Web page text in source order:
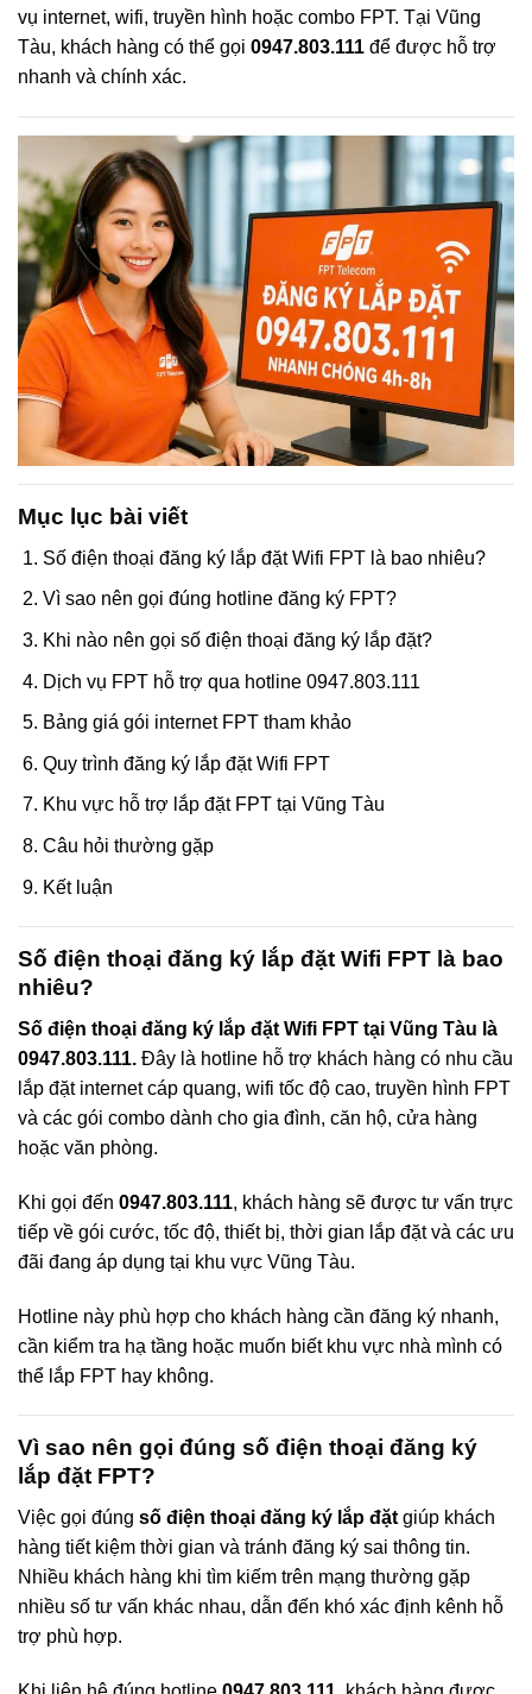
vụ internet, wifi, truyền hình hoặc combo FPT. Tại Vũng
Tàu, khách hàng có thể gọi 0947.803.111 để được hỗ trợ
nhanh và chính xác.
Mục lục bài viết
Số điện thoại đăng ký lắp đặt Wifi FPT là bao nhiêu?
Vì sao nên gọi đúng hotline đăng ký FPT?
Khi nào nên gọi số điện thoại đăng ký lắp đặt?
Dịch vụ FPT hỗ trợ qua hotline 0947.803.111
Bảng giá gói internet FPT tham khảo
Quy trình đăng ký lắp đặt Wifi FPT
Khu vực hỗ trợ lắp đặt FPT tại Vũng Tàu
Câu hỏi thường gặp
Kết luận
Số điện thoại đăng ký lắp đặt Wifi FPT là bao
nhiêu?
Số điện thoại đăng ký lắp đặt Wifi FPT tại Vũng Tàu là
0947.803.111. Đây là hotline hỗ trợ khách hàng có nhu cầu
lắp đặt internet cáp quang, wifi tốc độ cao, truyền hình FPT
và các gói combo dành cho gia đình, căn hộ, cửa hàng
hoặc văn phòng.
Khi gọi đến 0947.803.111, khách hàng sẽ được tư vấn trực
tiếp về gói cước, tốc độ, thiết bị, thời gian lắp đặt và các ưu
đãi đang áp dụng tại khu vực Vũng Tàu.
Hotline này phù hợp cho khách hàng cần đăng ký nhanh,
cần kiểm tra hạ tầng hoặc muốn biết khu vực nhà mình có
thể lắp FPT hay không.
Vì sao nên gọi đúng số điện thoại đăng ký
lắp đặt FPT?
Việc gọi đúng số điện thoại đăng ký lắp đặt giúp khách
hàng tiết kiệm thời gian và tránh đăng ký sai thông tin.
Nhiều khách hàng khi tìm kiếm trên mạng thường gặp
nhiều số tư vấn khác nhau, dẫn đến khó xác định kênh hỗ
trợ phù hợp.